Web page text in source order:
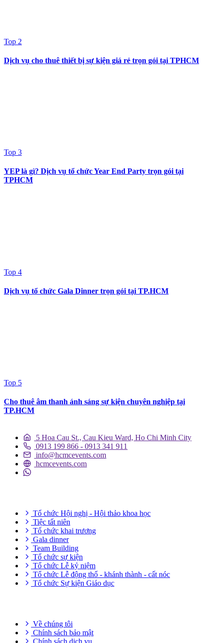
Top 2
Dịch vụ cho thuê thiết bị sự kiện giá rẻ trọn gói tại TPHCM
Top 3
YEP là gì? Dịch vụ tổ chức Year End Party trọn gói tại
TPHCM
Top 4
Dịch vụ tổ chức Gala Dinner trọn gói tại TP.HCM
Top 5
Cho thuê âm thanh ánh sáng sự kiện chuyên nghiệp tại
TP.HCM
5 Hoa Cau St., Cau Kieu Ward, Ho Chi Minh City
0913 199 866 - 0913 341 911
info@hcmcevents.com
hcmcevents.com
Tổ chức Hội nghị - Hội thảo khoa học
Tiệc tất niên
Tổ chức khai trương
Gala dinner
Team Building
Tổ chức sự kiện
Tổ chức Lễ kỷ niệm
Tổ chức Lễ động thổ - khánh thành - cất nóc
Tổ chức Sự kiện Giáo dục
Về chúng tôi
Chính sách bảo mật
Chính sách dịch vụ